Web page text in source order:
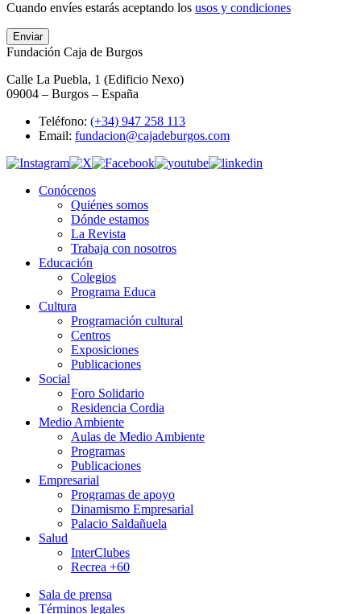
Cuando envíes estarás aceptando los usos y condiciones
Enviar
Fundación Caja de Burgos
Calle La Puebla, 1 (Edificio Nexo)
09004 – Burgos – España
Teléfono: (+34) 947 258 113
Email: fundacion@cajadeburgos.com
Conócenos
Quiénes somos
Dónde estamos
La Revista
Trabaja con nosotros
Educación
Colegios
Programa Educa
Cultura
Programación cultural
Centros
Exposiciones
Publicaciones
Social
Foro Solidario
Residencia Cordia
Medio Ambiente
Aulas de Medio Ambiente
Programas
Publicaciones
Empresarial
Programas de apoyo
Dinamismo Empresarial
Palacio Saldañuela
Salud
InterClubes
Recrea +60
Sala de prensa
Términos legales